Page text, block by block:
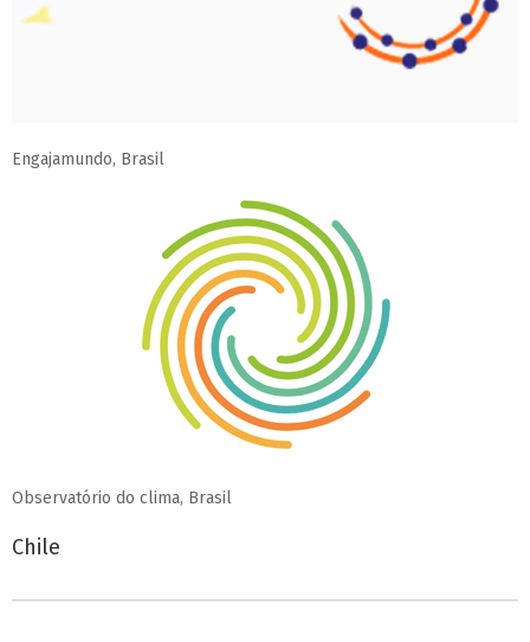
Engajamundo, Brasil
Observatório do clima, Brasil
Chile